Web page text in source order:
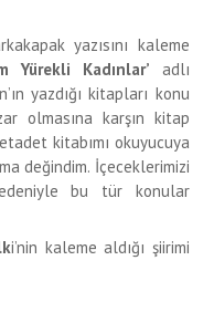
yazısını kaleme
Yürekli Kadınlar’ adlı
yazdığı kitapları konu
olmasına karşın kitap
kitabımı okuyucuya
değindim. İçeceklerimizi
bu tür konular
i’nin kaleme aldığı şiirimi